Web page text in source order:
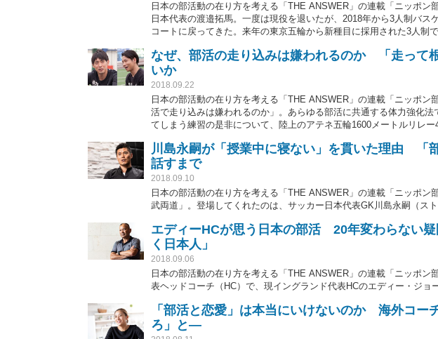
日本の部活動の在り方を考える「THE ANSWER」の連載「ニッポン
日本代表の渡邉拓馬。一度は現役を退いたが、2018年から3人制バス
コートに戻ってきた。来年の東京五輪から新種目に採用された3人制
なぜ、部活の走り込みは嫌われるのか 「走って
いか
2018.09.22
日本の部活動の在り方を考える「THE ANSWER」の連載「ニッポン
活で走り込みは嫌われるのか」。あらゆる部活に共通する体力強化
てしまう練習の是非について、陸上のアテネ五輪1600メートルリレ
川島永嗣が「授業中に寝ない」を貫いた理由 「
話すまで
2018.09.10
日本の部活動の在り方を考える「THE ANSWER」の連載「ニッポン
武両道」。登場してくれたのは、サッカー日本代表GK川島永嗣（スト
エディーHCが思う日本の部活 20年変わらない疑
く日本人」
2018.09.06
日本の部活動の在り方を考える「THE ANSWER」の連載「ニッポン
表ヘッドコーチ（HC）で、現イングランド代表HCのエディー・ジョ
「部活と恋愛」は本当にいけないのか 海外コー
ろ」と―